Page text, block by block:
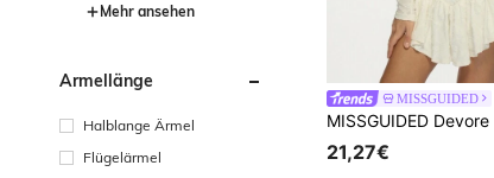
Mehr ansehen
Ärmellänge
Halblange Ärmel
Flügelärmel
MISSGUIDED
21,27€